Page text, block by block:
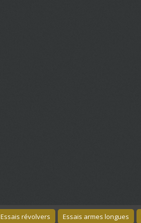
Essais révolvers Essais armes longues